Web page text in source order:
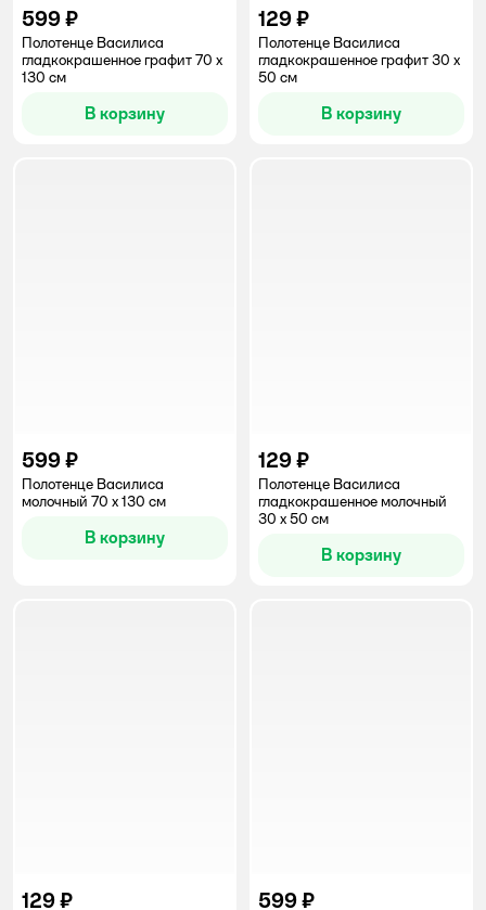
599 ₽
Полотенце Василиса
гладкокрашенное графит 70 x
130 см
В корзину
129 ₽
Полотенце Василиса
гладкокрашенное графит 30 x
50 см
В корзину
599 ₽
Полотенце Василиса
молочный 70 x 130 см
В корзину
129 ₽
Полотенце Василиса
гладкокрашенное молочный
30 x 50 см
В корзину
129 ₽ 599 ₽